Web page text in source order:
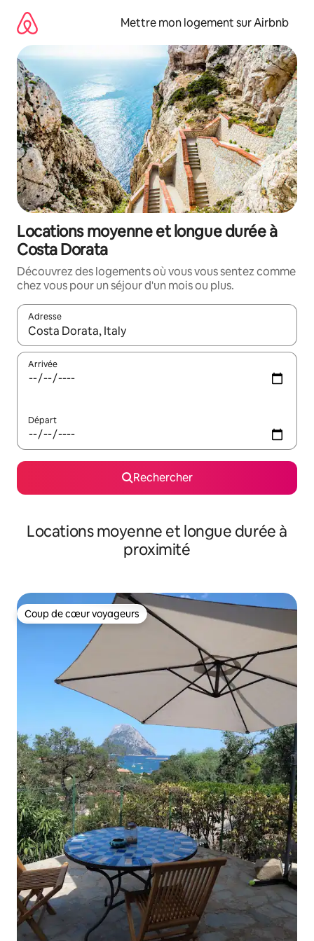
directement
contenu
Mettre mon logement sur Airbnb
Locations moyenne et longue durée à
Costa Dorata
Découvrez des logements où vous vous sentez comme
chez vous pour un séjour d'un mois ou plus.
Adresse
Lorsque les résultats s'affichent, utilisez les flèches vers le
Arrivée
Départ
Rechercher
Locations moyenne et longue durée à
proximité
Coup de cœur voyageurs
Coup de cœur voyageurs